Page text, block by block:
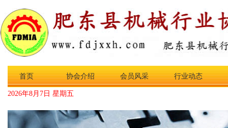
首页 协会介绍 会员风采 行业动态
2026年8月7日 星期五